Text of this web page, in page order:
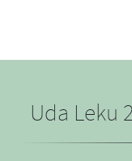
Uda Leku